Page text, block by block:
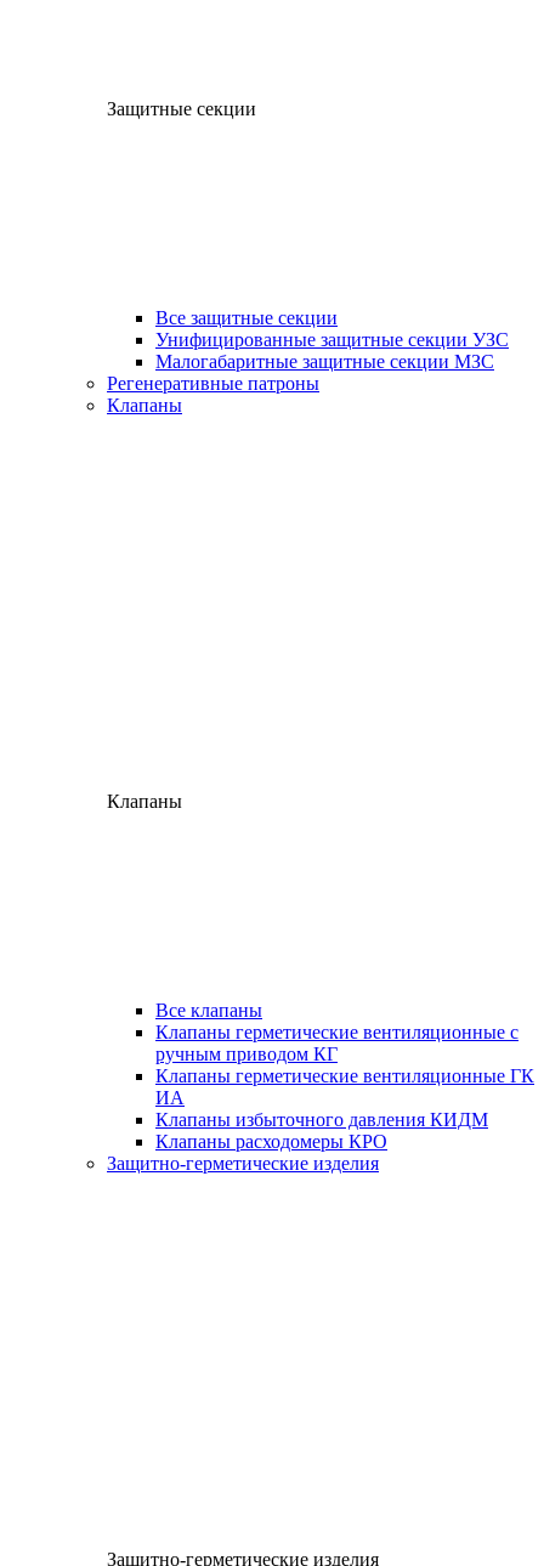
Защитные секции
Все защитные секции
Унифицированные защитные секции УЗС
Малогабаритные защитные секции МЗС
Регенеративные патроны
Клапаны
Клапаны
Все клапаны
Клапаны герметические вентиляционные с
ручным приводом КГ
Клапаны герметические вентиляционные ГК
ИА
Клапаны избыточного давления КИДМ
Клапаны расходомеры КРО
Защитно-герметические изделия
Защитно-герметические изделия